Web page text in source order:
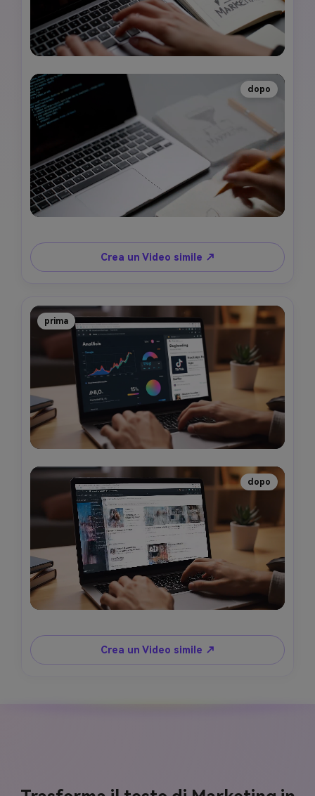
dopo
Crea un Video simile ↗
prima
dopo
Crea un Video simile ↗